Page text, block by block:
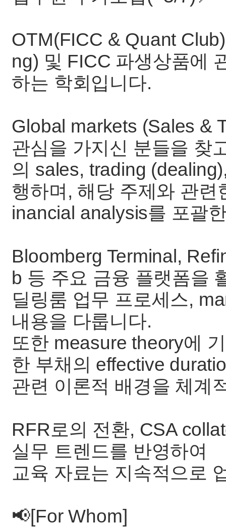
OTM(FICC & Quant
ng) 및 FICC 파생상품에
하는 학회입니다.
Global markets (Sales &
관심을 가지신 분들을 찾
의 sales, trading
행하며, 해당 주제와 관
inancial analysis를 포괄
Bloomberg Terminal,
b 등 주요 금융 플랫폼을
딜링룸 업무 프로세스,
내용을 다룹니다.
또한 measure theory에
한 부채의 effective
관련 이론적 배경을 체계
RFR로의 전환, CSA
실무 트렌드를 반영하여
교육 자료는 지속적으로
📢[For Whom]